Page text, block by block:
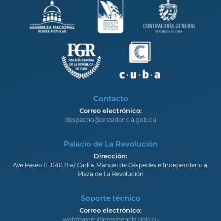
Contacto
Correo electrónico:
despacho@presidencia.gob.cu
Palacio de La Revolución
Dirección:
Ave Paseo # 1040 B e/ Carlos Manuel de Céspedes e Independencia,
Plaza de La Revolución
Soporte técnico
Correo electrónico:
webmaster@presidencia.gob.cu